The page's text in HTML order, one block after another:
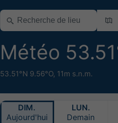
Météo
53.51°N 9.56°O, 11m s.n.m.
DIM.
Aujourd'hui
LUN.
Demain